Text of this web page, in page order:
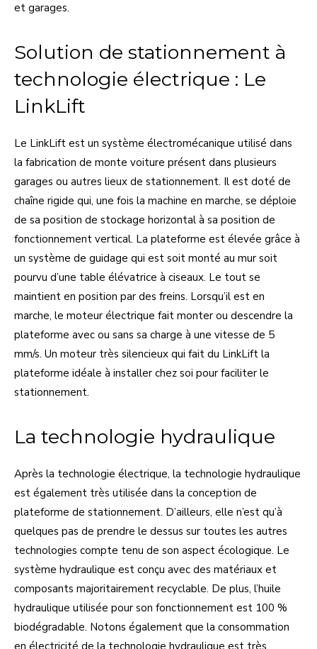
et garages.
Solution de stationnement à
technologie électrique : Le
LinkLift
Le LinkLift est un système électromécanique utilisé dans
la fabrication de monte voiture présent dans plusieurs
garages ou autres lieux de stationnement. Il est doté de
chaîne rigide qui, une fois la machine en marche, se déploie
de sa position de stockage horizontal à sa position de
fonctionnement vertical. La plateforme est élevée grâce à
un système de guidage qui est soit monté au mur soit
pourvu d’une table élévatrice à ciseaux. Le tout se
maintient en position par des freins. Lorsqu’il est en
marche, le moteur électrique fait monter ou descendre la
plateforme avec ou sans sa charge à une vitesse de 5
mm/s. Un moteur très silencieux qui fait du LinkLift la
plateforme idéale à installer chez soi pour faciliter le
stationnement.
La technologie hydraulique
Après la technologie électrique, la technologie hydraulique
est également très utilisée dans la conception de
plateforme de stationnement. D’ailleurs, elle n’est qu’à
quelques pas de prendre le dessus sur toutes les autres
technologies compte tenu de son aspect écologique. Le
système hydraulique est conçu avec des matériaux et
composants majoritairement recyclable. De plus, l’huile
hydraulique utilisée pour son fonctionnement est 100 %
biodégradable. Notons également que la consommation